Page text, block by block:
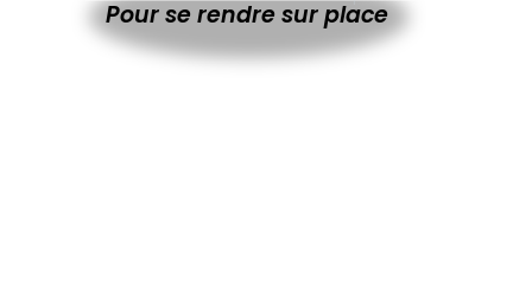
Pour se rendre sur place